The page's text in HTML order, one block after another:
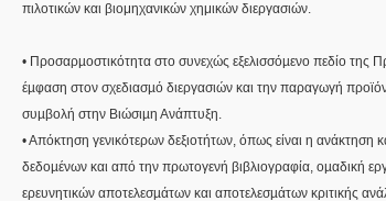
πιλοτικών και βιομηχανικών χημικών διεργασιών.
• Προσαρµοστικότητα στο συνεχώς εξελισσόµενο πεδίο της
έµφαση στον σχεδιασµό διεργασιών και την παραγωγή
συµβολή στην Βιώσιµη Ανάπτυξη.
• Απόκτηση γενικότερων δεξιοτήτων, όπως είναι η
δεδοµένων και από την πρωτογενή βιβλιογραφία, οµαδική